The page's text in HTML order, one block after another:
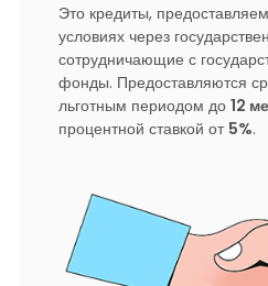
Это кредиты,
условиях через
сотрудничающие с
фонды. Предоставляются
льготным периодом до 12
процентной ставкой от 5%.